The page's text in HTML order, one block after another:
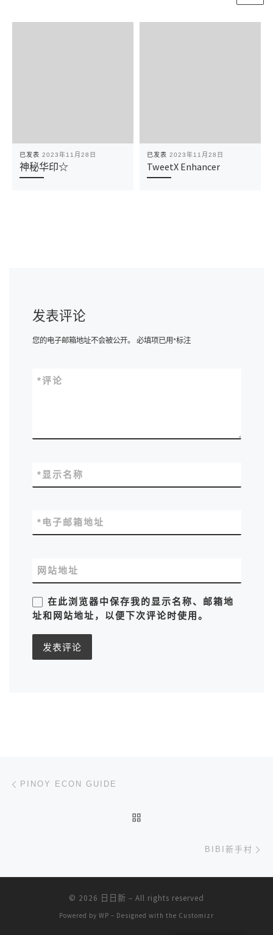
已发表 2023年11月28日
神秘华印☆
已发表 2023年11月28日
TweetX Enhancer
发表评论
您的电子邮箱地址不会被公开。 必填项已用*标注
评论
*
显示名称
*
电子邮箱地址
*
网站地址
在此浏览器中保存我的显示名称、邮箱地
址和网站地址，以便下次评论时使用。
文章导航
PINOY ECON GUIDE
BIBI新手村
© 2026 日日新 – All rights reserved
Powered by WP – Designed with the Customizr